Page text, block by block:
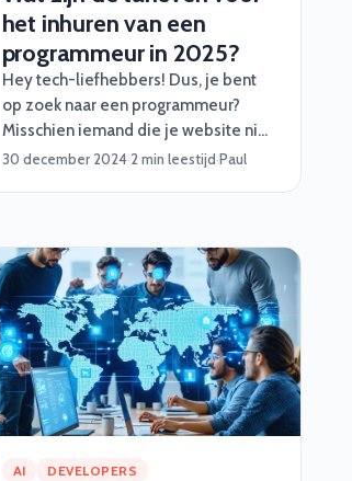
het inhuren van een
programmeur in 2025?
Hey tech-liefhebbers! Dus, je bent
op zoek naar een programmeur?
Misschien iemand die je website niet
alleen mooi maakt, maar ook snapt
qua kosten in 2025, want ja, talent
kost wat.
30 december 2024·2 min leestijd·Paul
AI DEVELOPERS